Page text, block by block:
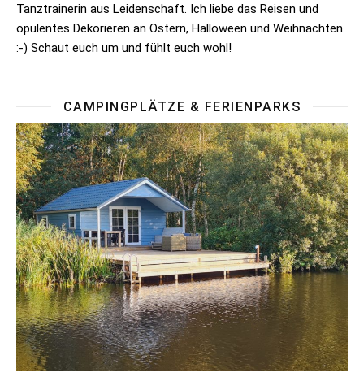
Tanztrainerin aus Leidenschaft. Ich liebe das Reisen und
opulentes Dekorieren an Ostern, Halloween und Weihnachten.
:-) Schaut euch um und fühlt euch wohl!
CAMPINGPLÄTZE & FERIENPARKS